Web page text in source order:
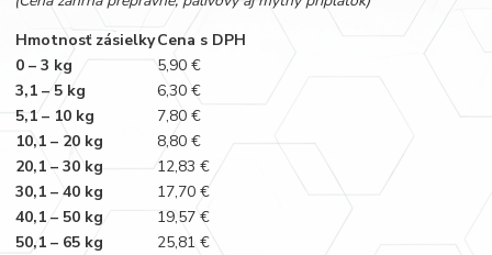
Hmotnosť zásielkyCena s DPH
0 – 3 kg
5,90 €
3,1 – 5 kg
6,30 €
5,1 – 10 kg
7,80 €
10,1 – 20 kg
8,80 €
20,1 – 30 kg
12,83 €
30,1 – 40 kg
17,70 €
40,1 – 50 kg
19,57 €
50,1 – 65 kg
25,81 €